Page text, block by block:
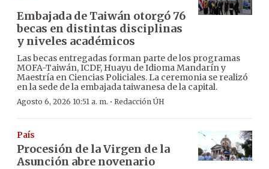
Embajada de Taiwán otorgó 76
becas en distintas disciplinas
y niveles académicos
Las becas entregadas forman parte de los programas
MOFA-Taiwán, ICDF, Huayu de Idioma Mandarín y
Maestría en Ciencias Policiales. La ceremonia se realizó
en la sede de la embajada taiwanesa de la capital.
Agosto 6, 2026 10:51 a. m. · Redacción ÚH
País
Procesión de la Virgen de la
Asunción abre novenario